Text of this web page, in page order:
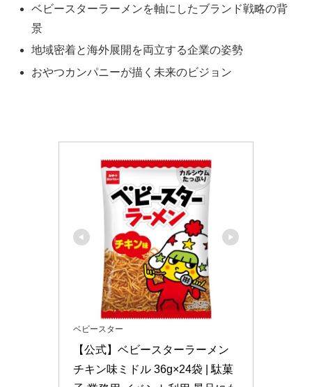
ベビースターラーメンを軸にしたブランド戦略の背
景
地域密着と海外展開を両立する企業の姿勢
おやつカンパニーが描く未来のビジョン
ベビースター
【公式】ベビースターラーメン
チキン味ミドル 36g×24袋 | 駄菓